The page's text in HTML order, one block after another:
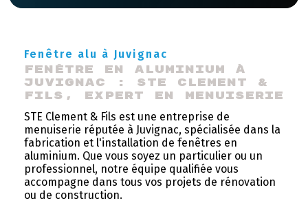
Fenêtre alu à Juvignac
Fenêtre en aluminium à
Juvignac : STE Clement &
Fils, expert en menuiserie
STE Clement & Fils est une entreprise de
menuiserie réputée à Juvignac, spécialisée dans la
fabrication et l'installation de fenêtres en
aluminium. Que vous soyez un particulier ou un
professionnel, notre équipe qualifiée vous
accompagne dans tous vos projets de rénovation
ou de construction.